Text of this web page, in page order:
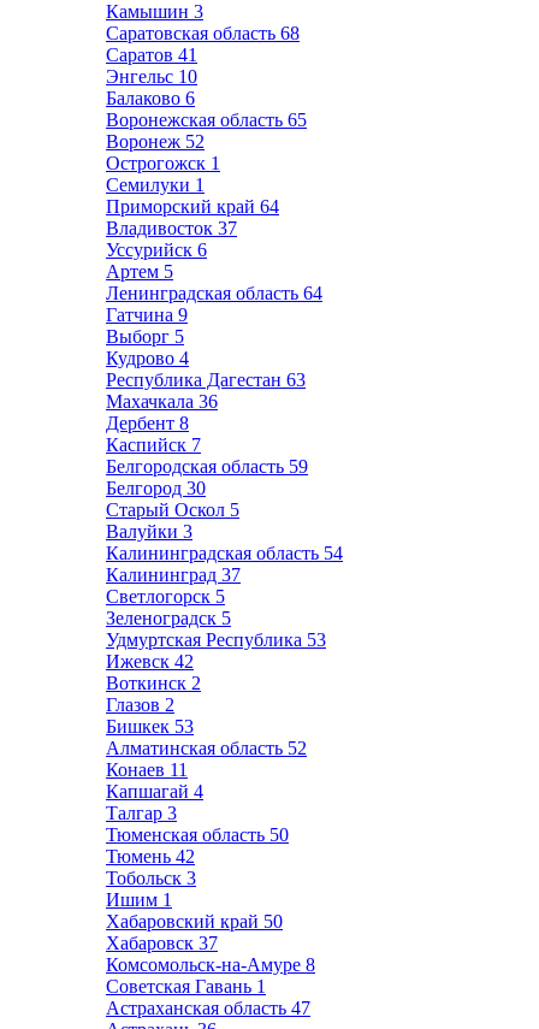
Камышин 3
Саратовская область 68
Саратов 41
Энгельс 10
Балаково 6
Воронежская область 65
Воронеж 52
Острогожск 1
Семилуки 1
Приморский край 64
Владивосток 37
Уссурийск 6
Артем 5
Ленинградская область 64
Гатчина 9
Выборг 5
Кудрово 4
Республика Дагестан 63
Махачкала 36
Дербент 8
Каспийск 7
Белгородская область 59
Белгород 30
Старый Оскол 5
Валуйки 3
Калининградская область 54
Калининград 37
Светлогорск 5
Зеленоградск 5
Удмуртская Республика 53
Ижевск 42
Воткинск 2
Глазов 2
Бишкек 53
Алматинская область 52
Конаев 11
Капшагай 4
Талгар 3
Тюменская область 50
Тюмень 42
Тобольск 3
Ишим 1
Хабаровский край 50
Хабаровск 37
Комсомольск-на-Амуре 8
Советская Гавань 1
Астраханская область 47